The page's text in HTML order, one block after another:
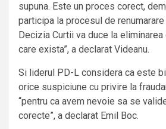
supuna. Este un proces corect,
participa la procesul de
Decizia Curtii va duce la
care exista”, a declarat Videanu.
Si liderul PD-L considera ca este
orice suspiciune cu privire la
“pentru ca avem nevoie sa se
corecte”, a declarat Emil Boc.